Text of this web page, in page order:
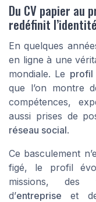
Du CV papier au
redéfinit
En quelques
en ligne à une
mondiale. Le profil
que l’on montre
compétences,
aussi prises de
réseau social.
Ce basculement
figé, le profil
missions, des
d’entreprise et